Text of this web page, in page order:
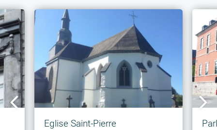
Eglise Saint-Pierre